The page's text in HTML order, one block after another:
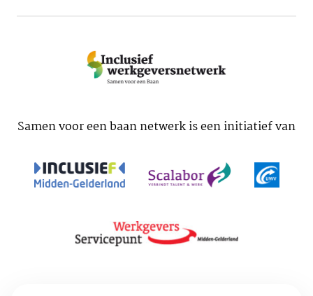
Samen voor een baan netwerk is een initiatief van